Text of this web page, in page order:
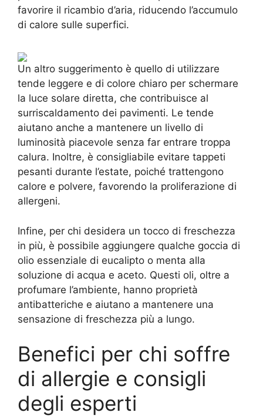
favorire il ricambio d’aria, riducendo l’accumulo
di calore sulle superfici.
Un altro suggerimento è quello di utilizzare
tende leggere e di colore chiaro per schermare
la luce solare diretta, che contribuisce al
surriscaldamento dei pavimenti. Le tende
aiutano anche a mantenere un livello di
luminosità piacevole senza far entrare troppa
calura. Inoltre, è consigliabile evitare tappeti
pesanti durante l’estate, poiché trattengono
calore e polvere, favorendo la proliferazione di
allergeni.
Infine, per chi desidera un tocco di freschezza
in più, è possibile aggiungere qualche goccia di
olio essenziale di eucalipto o menta alla
soluzione di acqua e aceto. Questi oli, oltre a
profumare l’ambiente, hanno proprietà
antibatteriche e aiutano a mantenere una
sensazione di freschezza più a lungo.
Benefici per chi soffre
di allergie e consigli
degli esperti